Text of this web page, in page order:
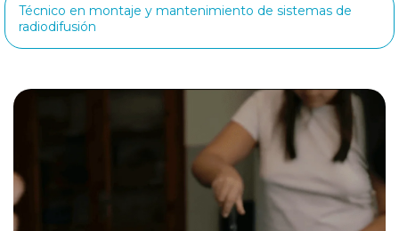
Técnico en montaje y mantenimiento de sistemas de
radiodifusión